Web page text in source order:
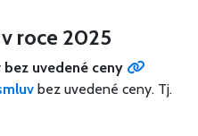
roce 2025
bez uvedené ceny
bez uvedené ceny. Tj.